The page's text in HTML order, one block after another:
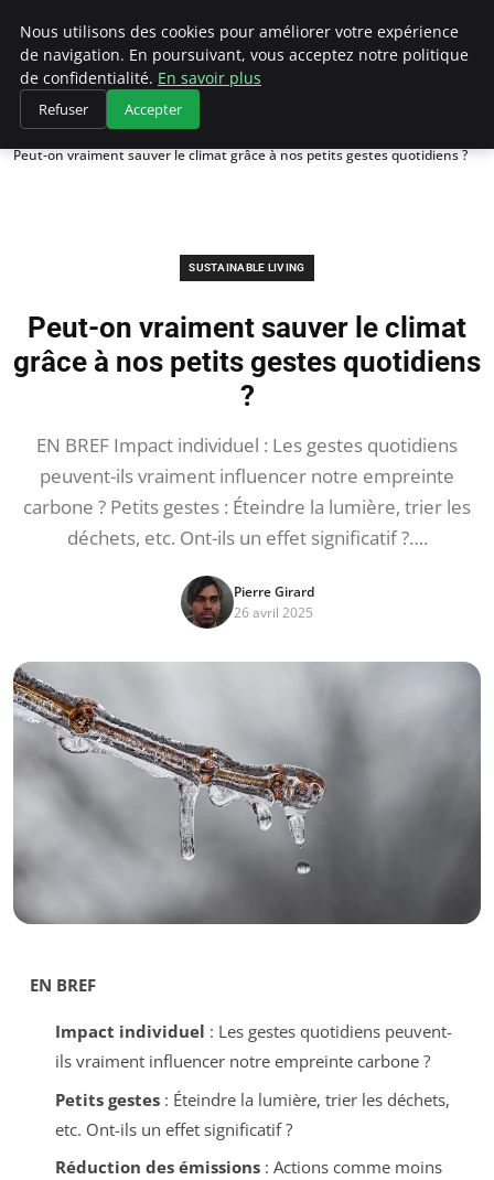
Climategatecountryclub.com
Accueil
Sustainable Living
Peut-on vraiment sauver le climat grâce à nos petits gestes quotidiens ?
SUSTAINABLE LIVING
Peut-on vraiment sauver le climat
grâce à nos petits gestes quotidiens
?
EN BREF Impact individuel : Les gestes quotidiens
peuvent-ils vraiment influencer notre empreinte
carbone ? Petits gestes : Éteindre la lumière, trier les
déchets, etc. Ont-ils un effet significatif ?….
Pierre Girard
26 avril 2025
EN BREF
Impact individuel : Les gestes quotidiens peuvent-
ils vraiment influencer notre empreinte carbone ?
Petits gestes: Éteindre la lumière, trier les déchets,
etc. Ont-ils un effet significatif ?
Réduction des émissions: Actions comme moins
Nous utilisons des cookies pour améliorer votre expérience
de navigation. En poursuivant, vous acceptez notre politique
de confidentialité. En savoir plus
Refuser Accepter